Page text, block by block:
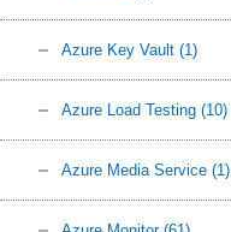
Azure Key Vault (1)
Azure Load Testing (10)
Azure Media Service (1)